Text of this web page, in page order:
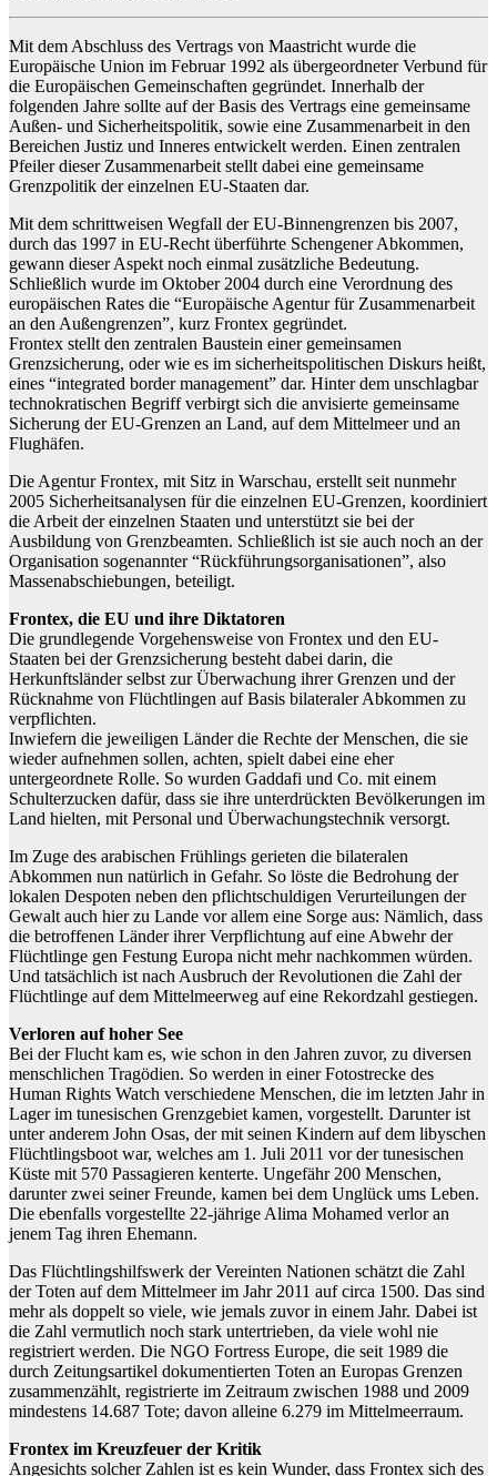
Mit dem Abschluss des Vertrags von Maastricht wurde die
Europäische Union im Februar 1992 als übergeordneter Verbund für
die Europäischen Gemeinschaften gegründet. Innerhalb der
folgenden Jahre sollte auf der Basis des Vertrags eine gemeinsame
Außen- und Sicherheitspolitik, sowie eine Zusammenarbeit in den
Bereichen Justiz und Inneres entwickelt werden. Einen zentralen
Pfeiler dieser Zusammenarbeit stellt dabei eine gemeinsame
Grenzpolitik der einzelnen EU-Staaten dar.
Mit dem schrittweisen Wegfall der EU-Binnengrenzen bis 2007,
durch das 1997 in EU-Recht überführte Schengener Abkommen,
gewann dieser Aspekt noch einmal zusätzliche Bedeutung.
Schließlich wurde im Oktober 2004 durch eine Verordnung des
europäischen Rates die “Europäische Agentur für Zusammenarbeit
an den Außengrenzen”, kurz Frontex gegründet.
Frontex stellt den zentralen Baustein einer gemeinsamen
Grenzsicherung, oder wie es im sicherheitspolitischen Diskurs heißt,
eines “integrated border management” dar. Hinter dem unschlagbar
technokratischen Begriff verbirgt sich die anvisierte gemeinsame
Sicherung der EU-Grenzen an Land, auf dem Mittelmeer und an
Flughäfen.
Die Agentur Frontex, mit Sitz in Warschau, erstellt seit nunmehr
2005 Sicherheitsanalysen für die einzelnen EU-Grenzen, koordiniert
die Arbeit der einzelnen Staaten und unterstützt sie bei der
Ausbildung von Grenzbeamten. Schließlich ist sie auch noch an der
Organisation sogenannter “Rückführungsorganisationen”, also
Massenabschiebungen, beteiligt.
Frontex, die EU und ihre Diktatoren
Die grundlegende Vorgehensweise von Frontex und den EU-
Staaten bei der Grenzsicherung besteht dabei darin, die
Herkunftsländer selbst zur Überwachung ihrer Grenzen und der
Rücknahme von Flüchtlingen auf Basis bilateraler Abkommen zu
verpflichten.
Inwiefern die jeweiligen Länder die Rechte der Menschen, die sie
wieder aufnehmen sollen, achten, spielt dabei eine eher
untergeordnete Rolle. So wurden Gaddafi und Co. mit einem
Schulterzucken dafür, dass sie ihre unterdrückten Bevölkerungen im
Land hielten, mit Personal und Überwachungstechnik versorgt.
Im Zuge des arabischen Frühlings gerieten die bilateralen
Abkommen nun natürlich in Gefahr. So löste die Bedrohung der
lokalen Despoten neben den pflichtschuldigen Verurteilungen der
Gewalt auch hier zu Lande vor allem eine Sorge aus: Nämlich, dass
die betroffenen Länder ihrer Verpflichtung auf eine Abwehr der
Flüchtlinge gen Festung Europa nicht mehr nachkommen würden.
Und tatsächlich ist nach Ausbruch der Revolutionen die Zahl der
Flüchtlinge auf dem Mittelmeerweg auf eine Rekordzahl gestiegen.
Verloren auf hoher See
Bei der Flucht kam es, wie schon in den Jahren zuvor, zu diversen
menschlichen Tragödien. So werden in einer Fotostrecke des
Human Rights Watch verschiedene Menschen, die im letzten Jahr in
Lager im tunesischen Grenzgebiet kamen, vorgestellt. Darunter ist
unter anderem John Osas, der mit seinen Kindern auf dem libyschen
Flüchtlingsboot war, welches am 1. Juli 2011 vor der tunesischen
Küste mit 570 Passagieren kenterte. Ungefähr 200 Menschen,
darunter zwei seiner Freunde, kamen bei dem Unglück ums Leben.
Die ebenfalls vorgestellte 22-jährige Alima Mohamed verlor an
jenem Tag ihren Ehemann.
Das Flüchtlingshilfswerk der Vereinten Nationen schätzt die Zahl
der Toten auf dem Mittelmeer im Jahr 2011 auf circa 1500. Das sind
mehr als doppelt so viele, wie jemals zuvor in einem Jahr. Dabei ist
die Zahl vermutlich noch stark untertrieben, da viele wohl nie
registriert werden. Die NGO Fortress Europe, die seit 1989 die
durch Zeitungsartikel dokumentierten Toten an Europas Grenzen
zusammenzählt, registrierte im Zeitraum zwischen 1988 und 2009
mindestens 14.687 Tote; davon alleine 6.279 im Mittelmeerraum.
Frontex im Kreuzfeuer der Kritik
Angesichts solcher Zahlen ist es kein Wunder, dass Frontex sich des